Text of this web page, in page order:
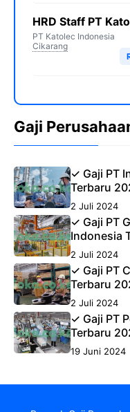
HRD Staff PT
PT Katolec Indonesia
Cikarang
Gaji
✓ Gaji PT
Terbaru
2 Juli 2024
✓ Gaji PT
Indonesia
2 Juli 2024
✓ Gaji PT
Terbaru
2 Juli 2024
✓ Gaji PT
Terbaru
19 Juni 2024